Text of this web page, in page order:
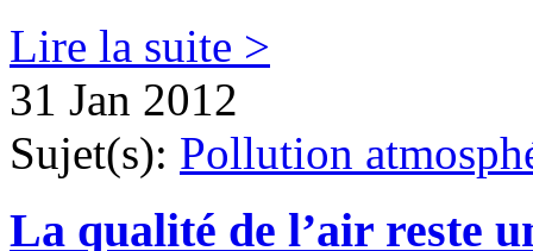
Lire la suite >
31 Jan 2012
Sujet(s): Pollution
La qualité de l’air reste